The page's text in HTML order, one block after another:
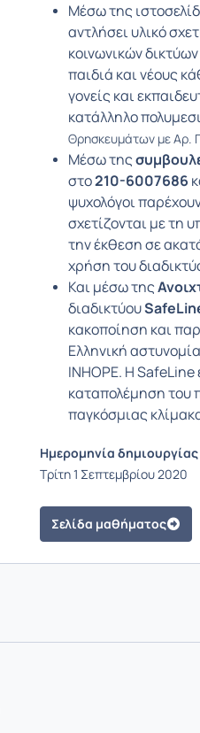
Μέσω της
αντλήσει υλικό
κοινωνικών
παιδιά και νέους
γονείς και
κατάλληλο
Θρησκευμάτων με Αρ.
Μέσω της
στο210-6007686
ψυχολόγοι
σχετίζονται με τη
την έκθεση σε
χρήση του
Και μέσω της
διαδικτύου
κακοποίηση και
Ελληνική
INHOPE. H SafeLine
καταπολέμηση του
παγκόσμιας
Ημερομηνία δημιουργίας
Τρίτη 1 Σεπτεμβρίου 2020
Σελίδα μαθήματος